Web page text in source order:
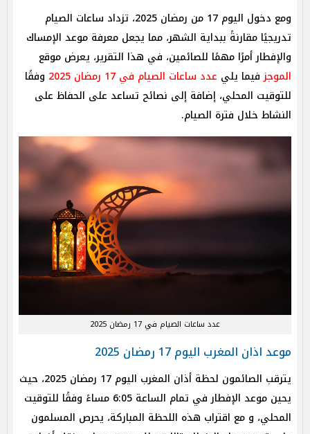
ومع دخول اليوم 17 من رمضان 2025، تزداد ساعات الصيام
تدريجيًا مقارنةً ببداية الشهر، مما يجعل معرفة موعد الإمساك
والإفطار أمرًا مهمًا للصائمين، في هذا التقرير، يعرض موقع
الموجزفيما يلي عدد ساعات الصيام في 17 رمضان 2025
وفقًا
للتوقيت المحلي، إضافة إلى نصائح تساعد على الحفاظ على
النشاط خلال فترة الصيام.
عدد ساعات الصيام في 17 رمضان 2025
موعد اذان المغرب اليوم 17 رمضان 2025
يترقب الصائمون لحظة أذان المغرب اليوم 17 رمضان 2025، حيث
يحين موعد الإفطار في تمام الساعة 6:05 مساءً وفقًا للتوقيت
المحلي، و مع اقتراب هذه اللحظة المباركة، يحرص المسلمون